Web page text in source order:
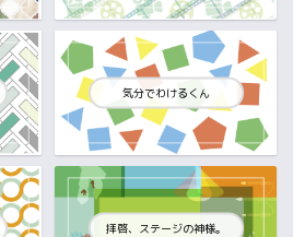
気分でわけるくん
拝啓、ステージの神様。